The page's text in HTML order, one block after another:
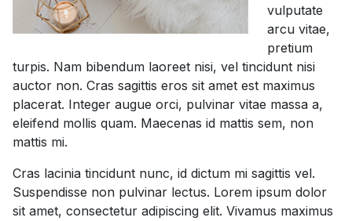
vulputate
arcu vitae,
pretium
turpis. Nam bibendum laoreet nisi, vel tincidunt nisi
auctor non. Cras sagittis eros sit amet est maximus
placerat. Integer augue orci, pulvinar vitae massa a,
eleifend mollis quam. Maecenas id mattis sem, non
mattis mi.
Cras lacinia tincidunt nunc, id dictum mi sagittis vel.
Suspendisse non pulvinar lectus. Lorem ipsum dolor
sit amet, consectetur adipiscing elit. Vivamus maximus